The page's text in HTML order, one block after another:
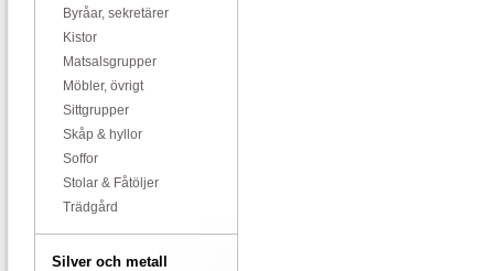
Byråar, sekretärer
Kistor
Matsalsgrupper
Möbler, övrigt
Sittgrupper
Skåp & hyllor
Soffor
Stolar & Fåtöljer
Trädgård
Silver och metall